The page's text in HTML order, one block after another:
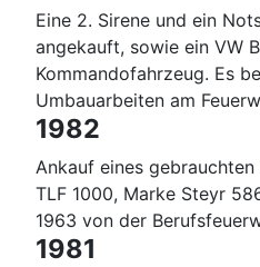
Eine 2. Sirene und ein
angekauft, sowie ein VW
Kommandofahrzeug. Es
Umbauarbeiten am
1982
Ankauf eines
TLF 1000, Marke Steyr
1963 von der
1981